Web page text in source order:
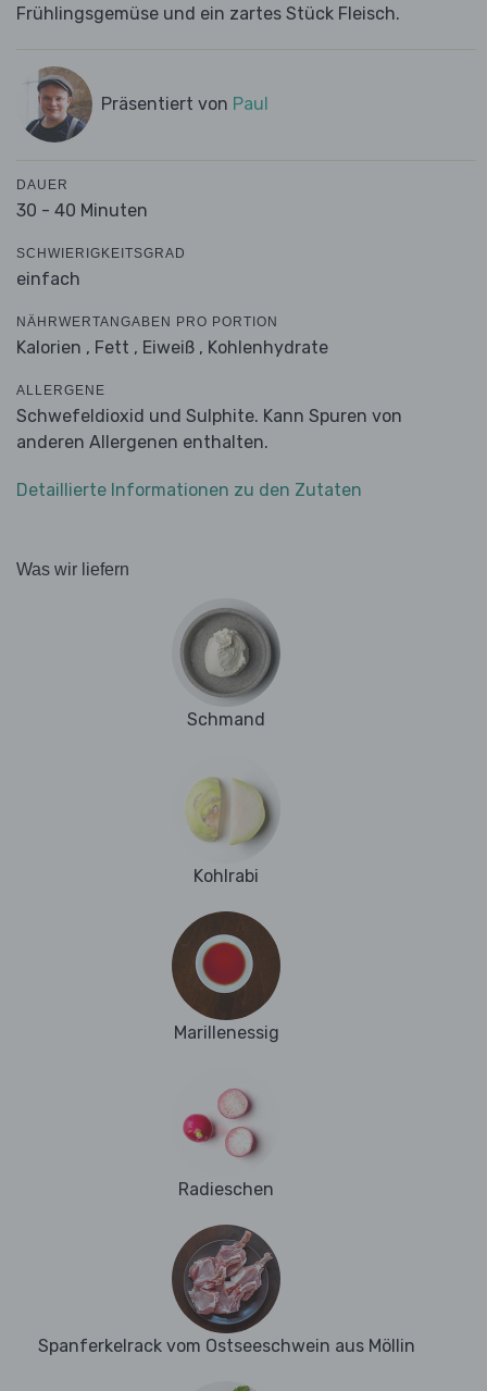
Frühlingsgemüse und ein zartes Stück Fleisch.
Präsentiert von Paul
DAUER
30 - 40 Minuten
SCHWIERIGKEITSGRAD
einfach
NÄHRWERTANGABEN PRO PORTION
Kalorien , Fett , Eiweiß , Kohlenhydrate
ALLERGENE
Schwefeldioxid und Sulphite. Kann Spuren von
anderen Allergenen enthalten.
Detaillierte Informationen zu den Zutaten
Was wir liefern
Schmand
Kohlrabi
Marillenessig
Radieschen
Spanferkelrack vom Ostseeschwein aus Möllin